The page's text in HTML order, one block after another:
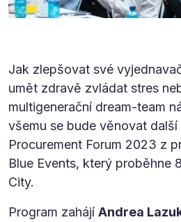
Jak zlepšovat své
umět zdravě zvládat stres
multigenerační dream-team
všemu se bude věnovat
Procurement Forum 2023 z
Blue Events, který proběhne
City.
Program zahájí Andrea